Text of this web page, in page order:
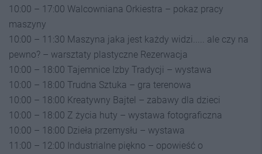
10:00 – 17:00 Walcowniana Orkiestra – pokaz pracy
maszyny
10:00 – 11:30 Maszyna jaka jest każdy widzi..... ale czy na
pewno? – warsztaty plastyczne Rezerwacja
10:00 – 18:00 Tajemnice Izby Tradycji – wystawa
10:00 – 18:00 Trudna Sztuka – gra terenowa
10:00 – 18:00 Kreatywny Bajtel – zabawy dla dzieci
10:00 – 18:00 Z życia huty – wystawa fotograficzna
10:00 – 18:00 Dzieła przemysłu – wystawa
11:00 – 12:00 Industrialne piękno – opowieść o